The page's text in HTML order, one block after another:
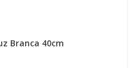
Branca 40cm